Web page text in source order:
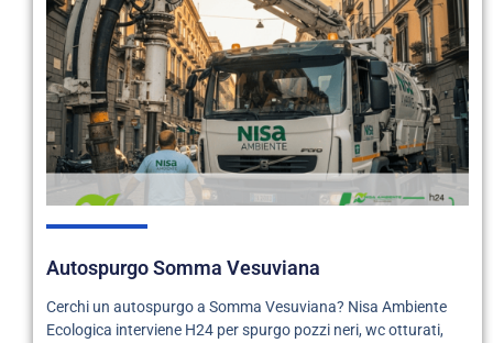
Autospurgo Somma Vesuviana
Cerchi un autospurgo a Somma Vesuviana? Nisa Ambiente
Ecologica interviene H24 per spurgo pozzi neri, wc otturati,